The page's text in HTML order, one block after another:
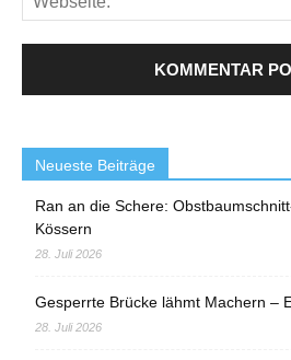
Neueste Beiträge
Ran an die Schere:
Kössern
28. Juli 2026
Gesperrte Brücke lähmt Machern –
28. Juli 2026